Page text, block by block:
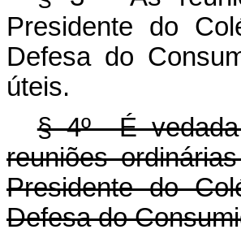
Presidente do
Defesa do
úteis.
§ 4º É vedada
reuniões
Presidente do
Defesa do